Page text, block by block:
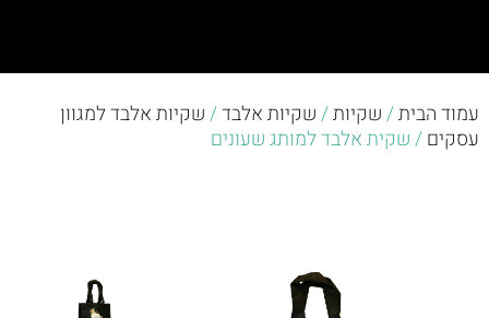
עמוד הבית/שקיות/שקיות אלבד/שקיות אלבד למגוון
עסקים/ שקית אלבד למותג שעונים